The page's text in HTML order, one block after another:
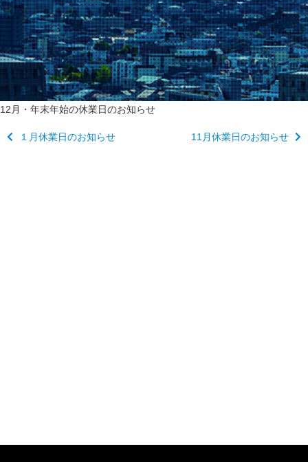
12月・年末年始の休業日のお知らせ
11月休業日のお知らせ
１月休業日のお知らせ